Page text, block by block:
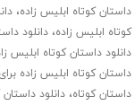
داستان کوتاه ابلیس زاده،
کوتاه ابلیس زاده،دانلود
دانلود داستان کوتاه ابلیس
داستان کوتاه ابلیس زاده
داستان کوتاه،دانلود داستان